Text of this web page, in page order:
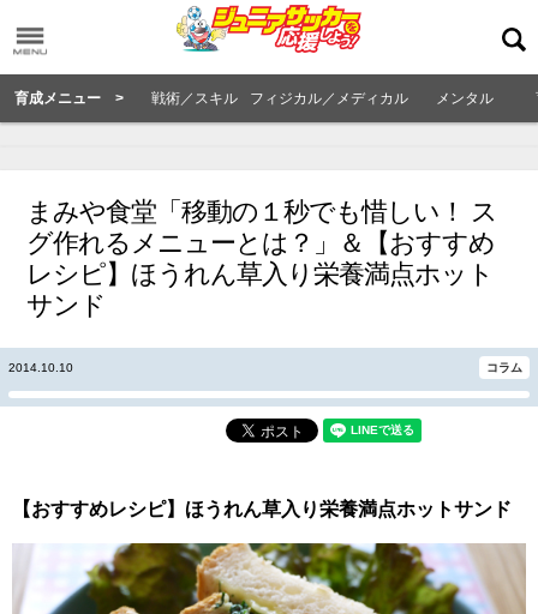
育成メニュー > 戦術／スキル フィジカル／メディカル メンタル
まみや食堂「移動の１秒でも惜しい！ ス
グ作れるメニューとは？」＆【おすすめ
レシピ】ほうれん草入り栄養満点ホット
サンド
2014.10.10 コラム
【おすすめレシピ】ほうれん草入り栄養満点ホットサンド